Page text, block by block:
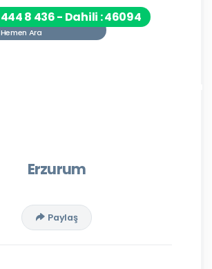
444 8 436 - Dahili : 46094
Hemen Ara
Erzurum
Paylaş